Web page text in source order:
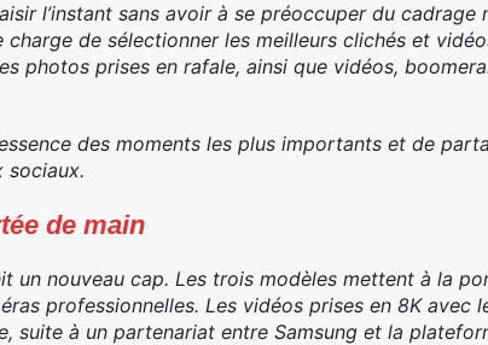
l’instant sans avoir à se préoccuper du cadrage
de sélectionner les meilleurs clichés et
photos prises en rafale, ainsi que vidéos,
des moments les plus importants et de
sociaux.
de main
un nouveau cap. Les trois modèles mettent à la
professionnelles. Les vidéos prises en 8K avec
suite à un partenariat entre Samsung et la